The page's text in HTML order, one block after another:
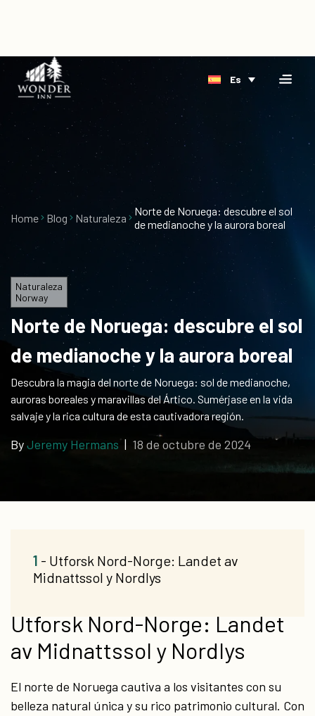
Home
Alojamiento
directa
Evento
Acerca
Vacantes
Tarjetas
de
regalo
Es
Home Blog Naturaleza
Norte de Noruega: descubre el sol
de medianoche y la aurora boreal
Naturaleza
Norway
Norte de Noruega: descubre el sol
de medianoche y la aurora boreal
Descubra la magia del norte de Noruega: sol de medianoche,
auroras boreales y maravillas del Ártico. Sumérjase en la vida
salvaje y la rica cultura de esta cautivadora región.
ByJeremy Hermans| 18 de octubre de 2024
Utforsk Nord-Norge: Landet
av Midnattssol y Nordlys
El norte de Noruega cautiva a los visitantes con su
belleza natural única y su rico patrimonio cultural. Con
1 - Utforsk Nord-Norge: Landet av
Midnattssol y Nordlys